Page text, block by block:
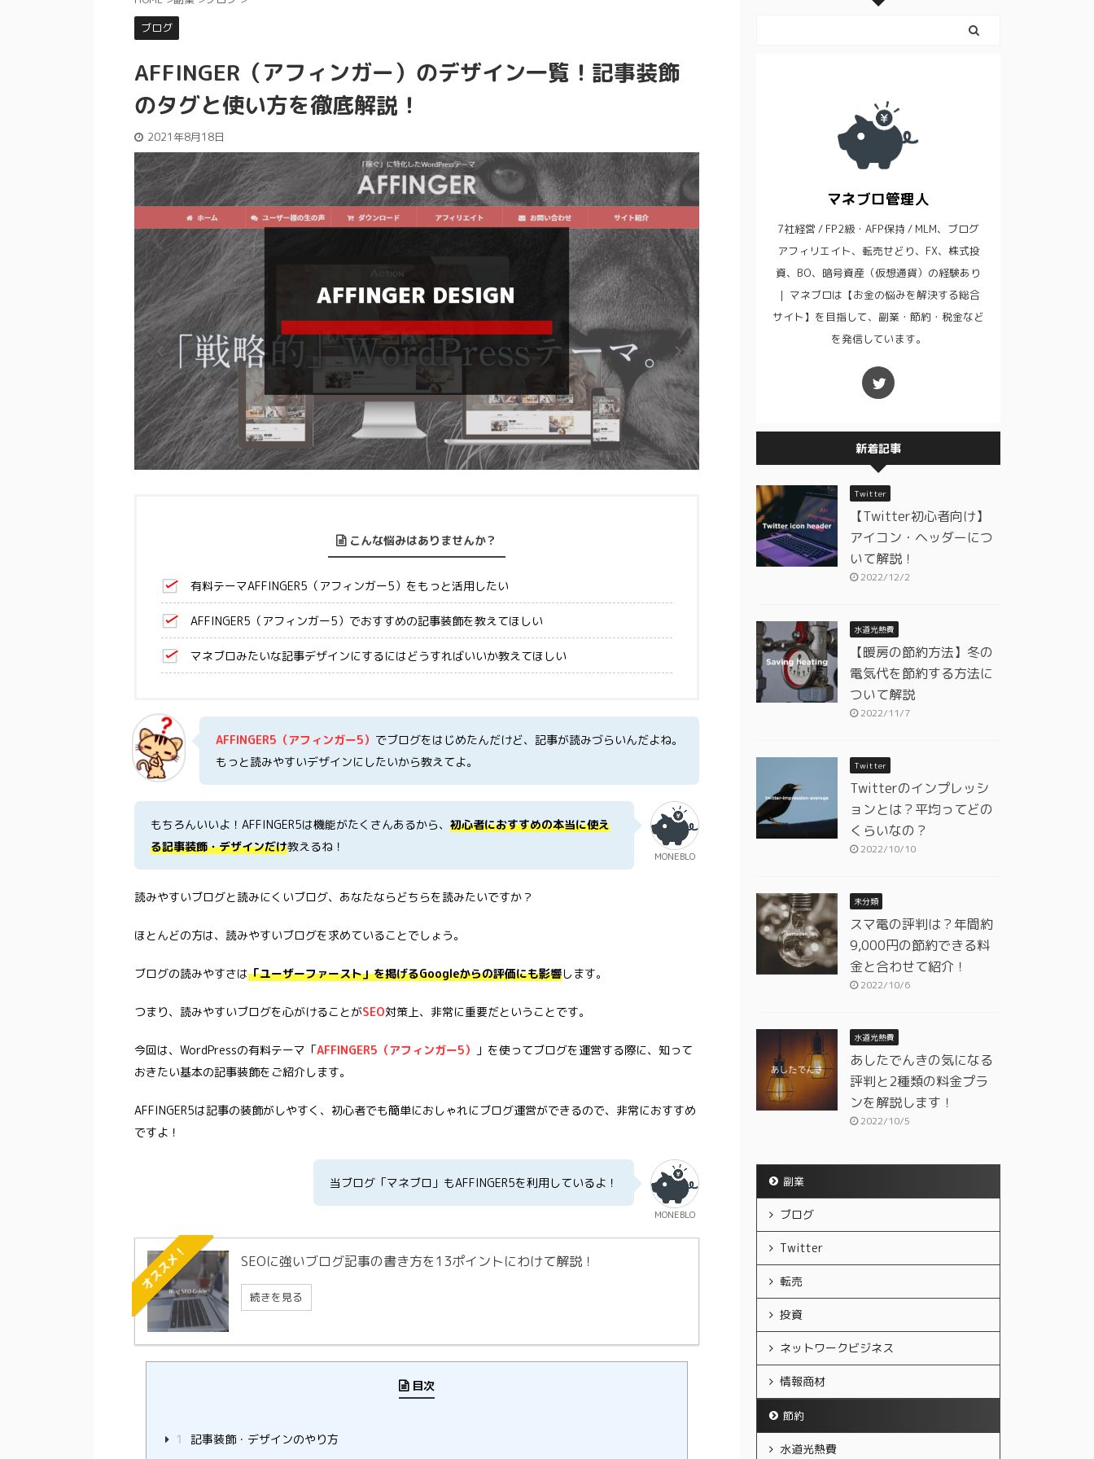
ブログ
AFFINGER（アフィンガー）のデザイン一覧！記事装飾
のタグと使い方を徹底解説！
2021年8月18日
こんな悩みはありませんか？
有料テーマAFFINGER5（アフィンガー5）をもっと活用したい
AFFINGER5（アフィンガー5）でおすすめの記事装飾を教えてほしい
マネブロみたいな記事デザインにするにはどうすればいいか教えてほしい
AFFINGER5（アフィンガー5） でブログをはじめたんだけど、記事が読みづらいんだよね。
もっと読みやすいデザインにしたいから教えてよ。
もちろんいいよ！AFFINGER5は機能がたくさんあるから、 初心者におすすめの本当に使え
る記事装飾・デザインだけ教えるね！
MONEBLO
読みやすいブログと読みにくいブログ、あなたならどちらを読みたいですか？
ほとんどの方は、読みやすいブログを求めていることでしょう。
ブログの読みやすさは「ユーザーファースト」を掲げるGoogleからの評価にも影響します。
つまり、読みやすいブログを心がけることがSEO対策上、非常に重要だということです。
今回は、WordPressの有料テーマ「AFFINGER5（アフィンガー5）
」を使ってブログを運営する際に、知って
おきたい基本の記事装飾をご紹介します。
AFFINGER5は記事の装飾がしやすく、初心者でも簡単におしゃれにブログ運営ができるので、非常におすすめ
ですよ！
当ブログ「マネブロ」もAFFINGER5を利用しているよ！
MONEBLO
オススメ！ SEOに強いブログ記事の書き方を13ポイントにわけて解説！
続きを見る
目次
1 記事装飾・デザインのやり方
マネブロ管理人
7社経営 / FP2級・AFP保持 / MLM、ブログ
アフィリエイト、転売せどり、FX、株式投
資、BO、暗号資産（仮想通貨）の経験あり
｜ マネブロは【お金の悩みを解決する総合
サイト】を目指して、副業・節約・税金など
を発信しています。
新着記事
Twitter
【Twitter初心者向け】
アイコン・ヘッダーにつ
いて解説！
2022/12/2
水道光熱費
【暖房の節約方法】冬の
電気代を節約する方法に
ついて解説
2022/11/7
Twitter
Twitterのインプレッシ
ョンとは？平均ってどの
くらいなの？
2022/10/10
未分類
スマ電の評判は？年間約
9,000円の節約できる料
金と合わせて紹介！
2022/10/6
水道光熱費
あしたでんきの気になる
評判と2種類の料金プラ
ンを解説します！
2022/10/5
副業
ブログ
Twitter
転売
投資
ネットワークビジネス
情報商材
節約
水道光熱費